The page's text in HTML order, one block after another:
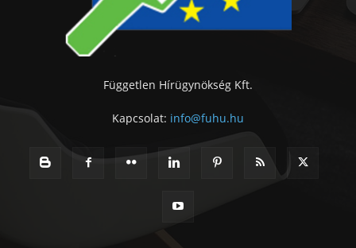
Független Hírügynökség Kft.
Kapcsolat: info@fuhu.hu